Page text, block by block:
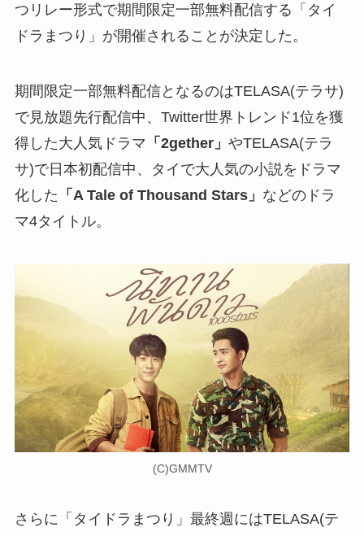
つリレー形式で期間限定一部無料配信する「タイ
ドラまつり」が開催されることが決定した。
期間限定一部無料配信となるのはTELASA(テラサ)
で見放題先行配信中、Twitter世界トレンド1位を獲
得した大人気ドラマ 「2gether」 やTELASA(テラ
サ)で日本初配信中、タイで大人気の小説をドラマ
化した 「A Tale of Thousand Stars」 などのドラ
マ4タイトル。
(C)GMMTV
さらに「タイドラまつり」最終週にはTELASA(テ